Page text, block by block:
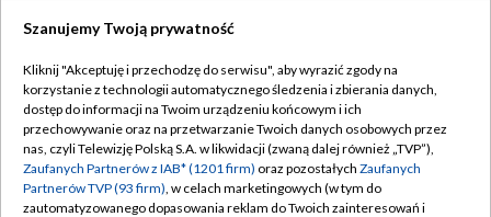
TVP
Abonament TVP
Emisja w TVP
Centrum informacji TVP
Regulamin TVP
Polityka prywatności
Moje zgody
Szanujemy Twoją prywatność
Kliknij "Akceptuję i przechodzę do serwisu", aby wyrazić zgody na
korzystanie z technologii automatycznego śledzenia i zbierania danych,
dostęp do informacji na Twoim urządzeniu końcowym i ich
przechowywanie oraz na przetwarzanie Twoich danych osobowych przez
nas, czyli Telewizję Polską S.A. w likwidacji (zwaną dalej również „TVP”),
Zaufanych Partnerów z IAB* (1201 firm) oraz pozostałych Zaufanych
Partnerów TVP (93 firm), w celach marketingowych (w tym do
zautomatyzowanego dopasowania reklam do Twoich zainteresowań i